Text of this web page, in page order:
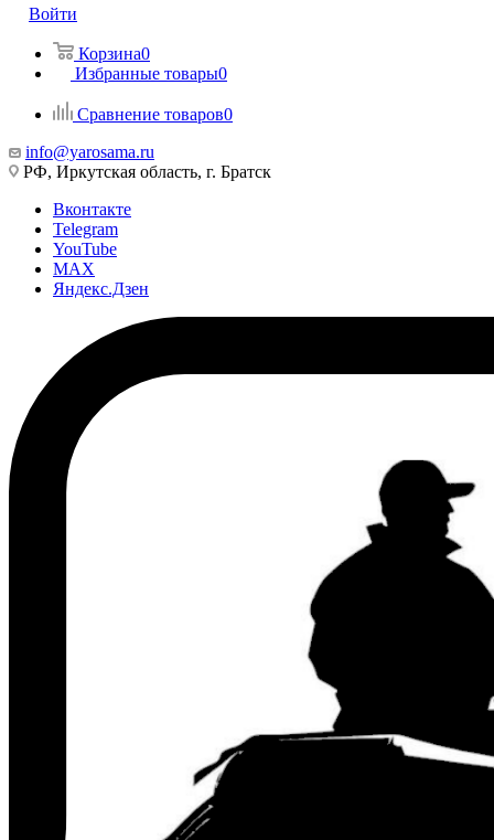
Войти
Корзина0
Избранные товары0
Сравнение товаров0
info@yarosama.ru
РФ, Иркутская область, г. Братск
Вконтакте
Telegram
YouTube
MAX
Яндекс.Дзен